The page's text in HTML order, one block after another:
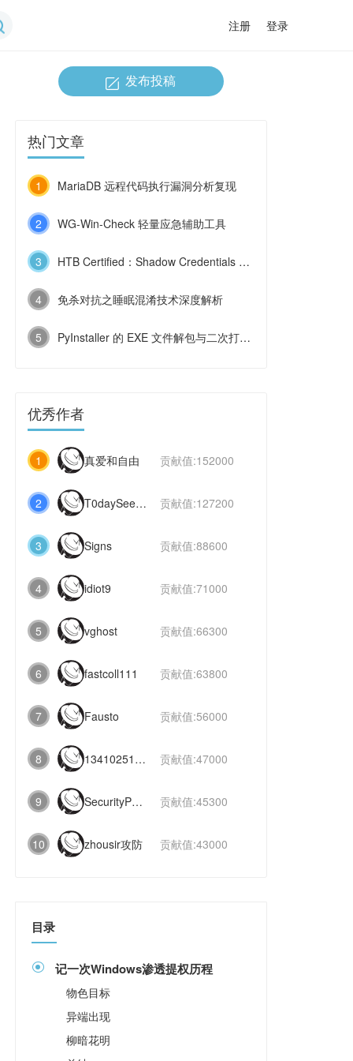
注册 登录
发布投稿
热门文章
1 MariaDB 远程代码执行漏洞分析复现
2 WG-Win-Check 轻量应急辅助工具
3 HTB Certified：Shadow Credentials 与 ESC9 的连环利用
4 免杀对抗之睡眠混淆技术深度解析
5 PyInstaller 的 EXE 文件解包与二次打包技术浅探
优秀作者
1 真爱和自由 贡献值:152000
2 T0daySeeker 贡献值:127200
3 Signs 贡献值:88600
4 idiot9 贡献值:71000
5 vghost 贡献值:66300
6 fastcoll111 贡献值:63800
7 Fausto 贡献值:56000
8 1341025112991831 贡献值:47000
9 SecurityPaper 贡献值:45300
10 zhousir攻防 贡献值:43000
目录
 记一次Windows渗透提权历程
物色目标
异端出现
柳暗花明